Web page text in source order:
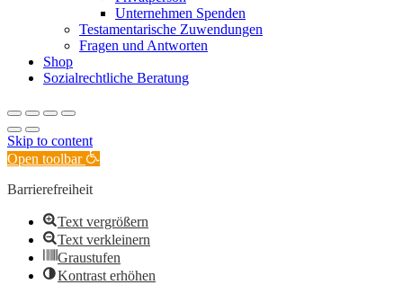
Unternehmen Spenden
Testamentarische Zuwendungen
Fragen und Antworten
Shop
Sozialrechtliche Beratung
Skip to content
Open toolbar
Barrierefreiheit
Text vergrößern
Text verkleinern
Graustufen
Kontrast erhöhen